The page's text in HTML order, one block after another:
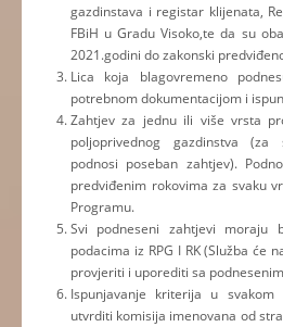
gazdinstava i registar klijenata,
FBiH u Gradu Visoko,te da su
2021.godini do zakonski
Lica koja blagovremeno
potrebnom dokumentacijom i
Zahtjev za jednu ili više vrsta
poljoprivednog gazdinstva (za
podnosi poseban zahtjev).
predviđenim rokovima za svaku
Programu.
Svi podneseni zahtjevi moraju
podacima iz RPG I RK (Služba će
provjeriti i uporediti sa
Ispunjavanje kriterija u svakom
utvrditi komisija imenovana od